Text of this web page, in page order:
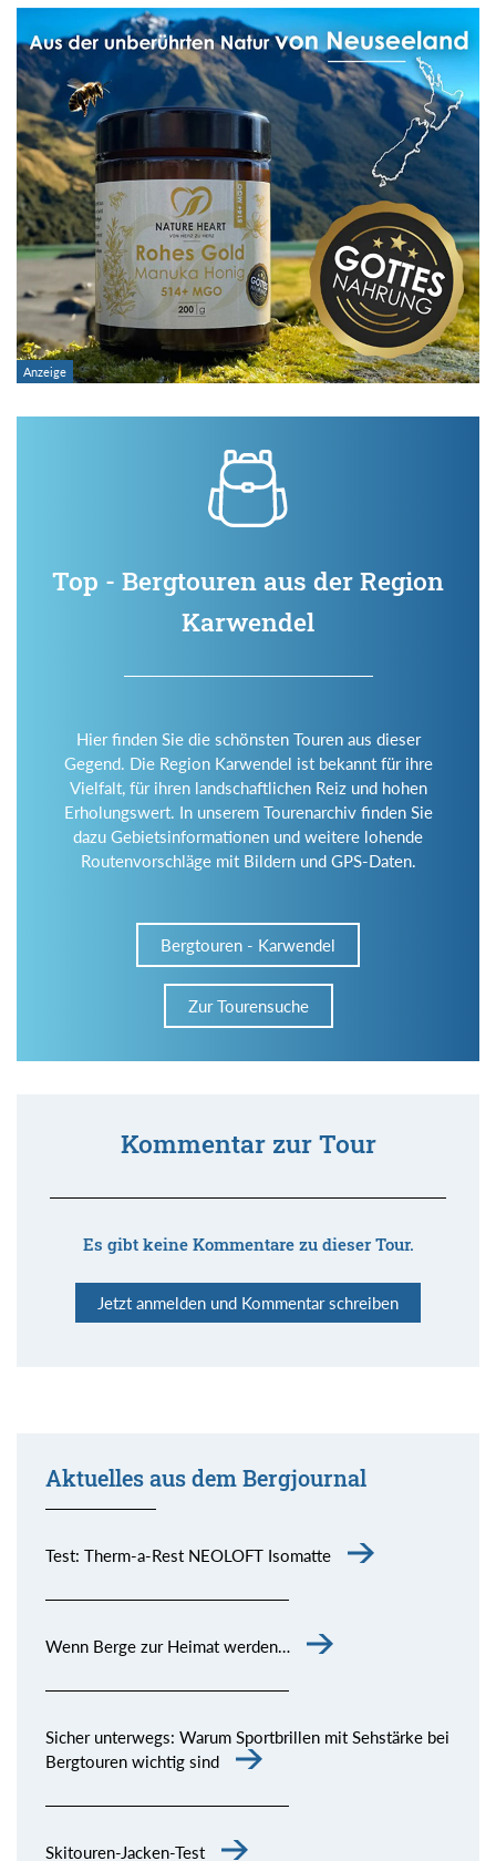
Top - Bergtouren aus der Region
Karwendel
Hier finden Sie die schönsten Touren aus dieser
Gegend. Die Region Karwendel ist bekannt für ihre
Vielfalt, für ihren landschaftlichen Reiz und hohen
Erholungswert. In unserem Tourenarchiv finden Sie
dazu Gebietsinformationen und weitere lohende
Routenvorschläge mit Bildern und GPS-Daten.
Bergtouren - Karwendel
Zur Tourensuche
Kommentar zur Tour
Es gibt keine Kommentare zu dieser Tour.
Jetzt anmelden und Kommentar schreiben
Aktuelles aus dem Bergjournal
Test: Therm-a-Rest NEOLOFT Isomatte
Wenn Berge zur Heimat werden…
Sicher unterwegs: Warum Sportbrillen mit Sehstärke bei
Bergtouren wichtig sind
Skitouren-Jacken-Test